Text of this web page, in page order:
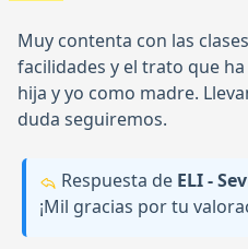
Muy contenta con las
facilidades y el trato que
hija y yo como madre.
duda seguiremos.
Respuesta de ELI -
¡Mil gracias por tu